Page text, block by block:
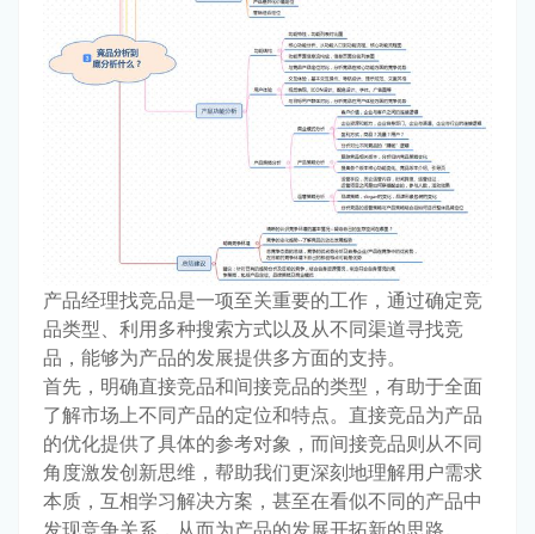
产品经理找竞品是一项至关重要的工作，通过确定竞
品类型、利用多种搜索方式以及从不同渠道寻找竞
品，能够为产品的发展提供多方面的支持。
首先，明确直接竞品和间接竞品的类型，有助于全面
了解市场上不同产品的定位和特点。直接竞品为产品
的优化提供了具体的参考对象，而间接竞品则从不同
角度激发创新思维，帮助我们更深刻地理解用户需求
本质，互相学习解决方案，甚至在看似不同的产品中
发现竞争关系，从而为产品的发展开拓新的思路。